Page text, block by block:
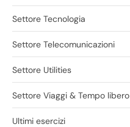
Settore Tecnologia
Settore Telecomunicazioni
Settore Utilities
Settore Viaggi & Tempo libero
Ultimi esercizi